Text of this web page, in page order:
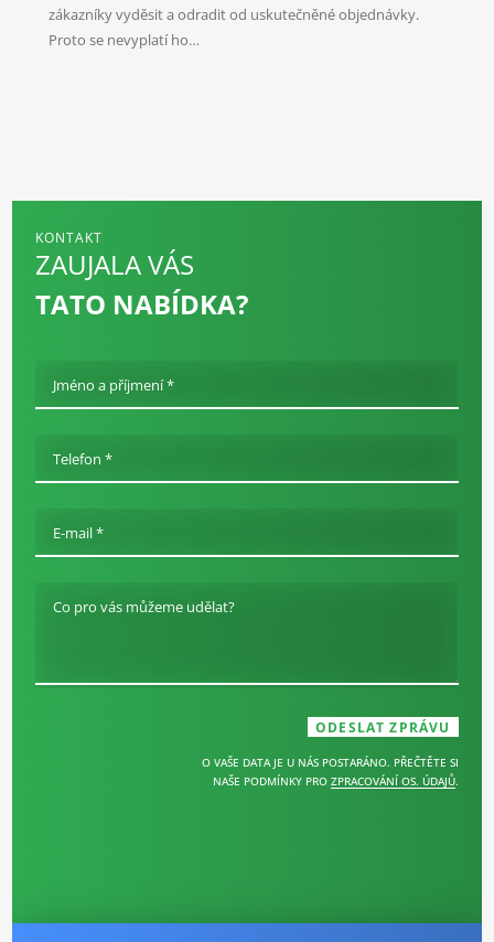
zákazníky vyděsit a odradit od uskutečněné objednávky.
Proto se nevyplatí ho…
KONTAKT
ZAUJALA VÁS
TATO NABÍDKA?
Jméno a příjmení *
Telefon *
E-mail *
Co pro vás můžeme udělat?
O VAŠE DATA JE U NÁS POSTARÁNO. PŘEČTĚTE SI
NAŠE PODMÍNKY PRO ZPRACOVÁNÍ OS. ÚDAJŮ.